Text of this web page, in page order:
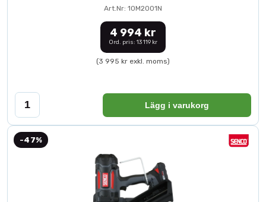
Art.Nr: 10M2001N
4 994 kr
Ord. pris: 13 119 kr
(3 995 kr exkl. moms)
Lägg i varukorg
-47%